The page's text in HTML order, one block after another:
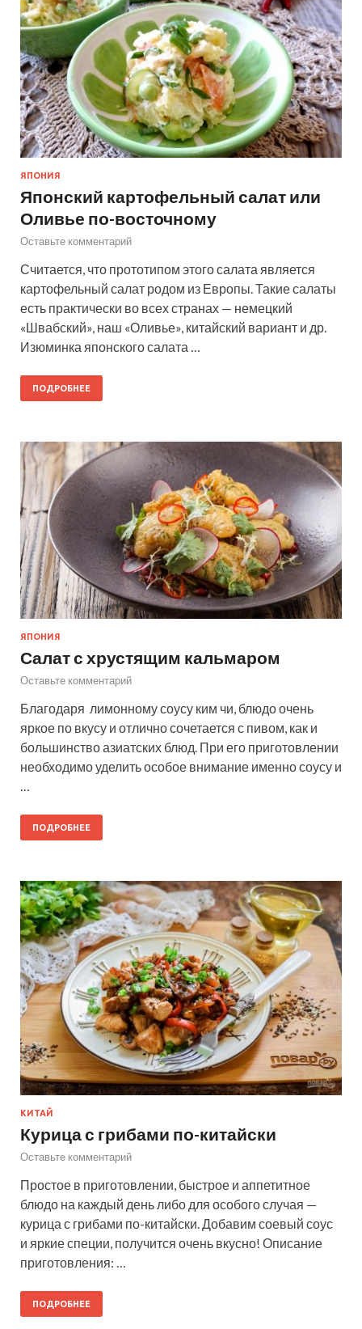
ЯПОНИЯ
Японский картофельный салат или
Оливье по-восточному
Оставьте комментарий
Считается, что прототипом этого салата является
картофельный салат родом из Европы. Такие салаты
есть практически во всех странах — немецкий
«Швабский», наш «Оливье», китайский вариант и др.
Изюминка японского салата …
ПОДРОБНЕЕ
ЯПОНИЯ
Салат с хрустящим кальмаром
Оставьте комментарий
Благодаря лимонному соусу ким чи, блюдо очень
яркое по вкусу и отлично сочетается с пивом, как и
большинство азиатских блюд. При его приготовлении
необходимо уделить особое внимание именно соусу и
…
ПОДРОБНЕЕ
КИТАЙ
Курица с грибами по-китайски
Оставьте комментарий
Простое в приготовлении, быстрое и аппетитное
блюдо на каждый день либо для особого случая —
курица с грибами по-китайски. Добавим соевый соус
и яркие специи, получится очень вкусно! Описание
приготовления: …
ПОДРОБНЕЕ